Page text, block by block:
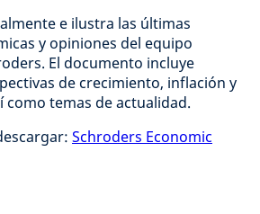
e ilustra las últimas
y opiniones del equipo
El documento incluye
de crecimiento, inflación y
como temas de actualidad.
Schroders Economic